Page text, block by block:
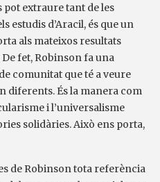
pot extraure tant de les
estudis d’Aracil, és que un
als mateixos resultats
fet, Robinson fa una
comunitat que té a veure
diferents. És la manera com
i l’universalisme
solidàries. Això ens porta,
de Robinson tota referència